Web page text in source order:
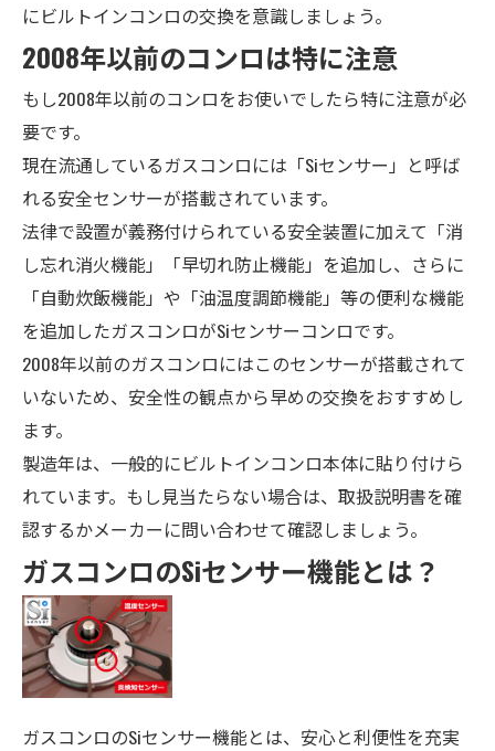
にビルトインコンロの交換を意識しましょう。
2008年以前のコンロは特に注意
もし2008年以前のコンロをお使いでしたら特に注意が必
要です。
現在流通しているガスコンロには「Siセンサー」と呼ば
れる安全センサーが搭載されています。
法律で設置が義務付けられている安全装置に加えて「消
し忘れ消火機能」「早切れ防止機能」を追加し、さらに
「自動炊飯機能」や「油温度調節機能」等の便利な機能
を追加したガスコンロがSiセンサーコンロです。
2008年以前のガスコンロにはこのセンサーが搭載されて
いないため、安全性の観点から早めの交換をおすすめ し
ます。
製造年は、一般的にビルトインコンロ本体に貼り付けら
れています。もし見当たらない場合は、取扱説明書を確
認するかメーカーに問い合わせて確認しましょう。
ガスコンロのSiセンサー機能とは？
ガスコンロのSiセンサー機能とは、安心と利便性を充実